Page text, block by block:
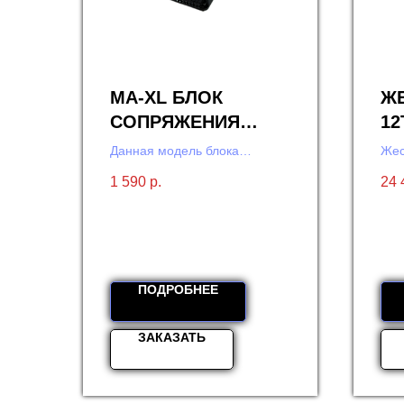
MA-XL БЛОК
СОПРЯЖЕНИЯ
ЦИФРОВОЙ.
Данная модель блока
для подключения
1 590 р.
ПОДРОБНЕЕ
ЗАКАЗАТЬ
24